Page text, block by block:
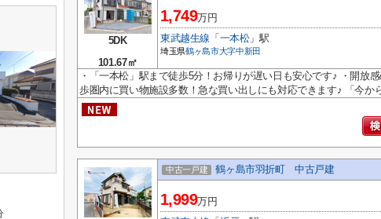
5DK
101.67㎡
1,749万円
東武越生線 「 一本松」駅
埼玉県鶴ヶ島市大字中新田
・「一本松」駅まで徒歩5分！お帰りが遅い日も安心です♪ ・開放
歩圏内に買い物施設多数！急な買い出しにも対応できます♪ 「今か
中古一戸建 鶴ヶ島市羽折町 中古戸建
1,999万円